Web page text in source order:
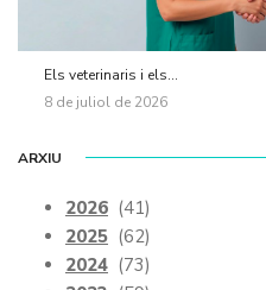
Els veterinaris i els...
8 de juliol de 2026
ARXIU
2026 (41)
2025 (62)
2024 (73)